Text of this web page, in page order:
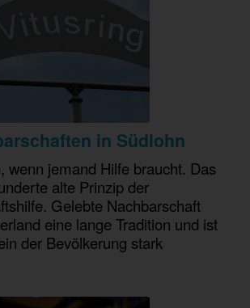
in Südlohn
wenn jemand Hilfe braucht. Das
alte Prinzip der
Gelebte Nachbarschaft
eine lange Tradition und ist
der Bevölkerung stark